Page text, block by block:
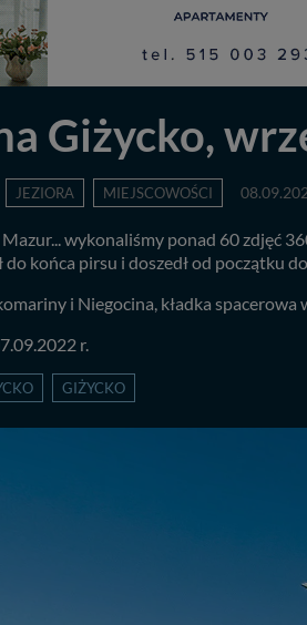
Giżycko,
JEZIORA MIEJSCOWOŚCI
wykonaliśmy ponad 60 zdjęć
do końca pirsu i doszedł od początku
i Niegocina, kładka spacerowa
r.
GIŻYCKO